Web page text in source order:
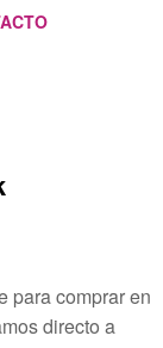
para comprar en
directo a